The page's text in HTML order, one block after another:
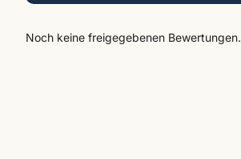
Noch keine freigegebenen Bewertungen.